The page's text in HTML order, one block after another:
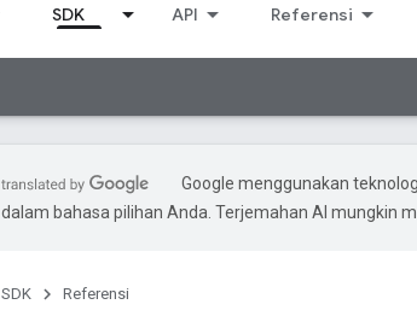
SDK API Referensi
Google menggunakan
dalam bahasa pilihan Anda. Terjemahan AI mungkin
SDK Referensi